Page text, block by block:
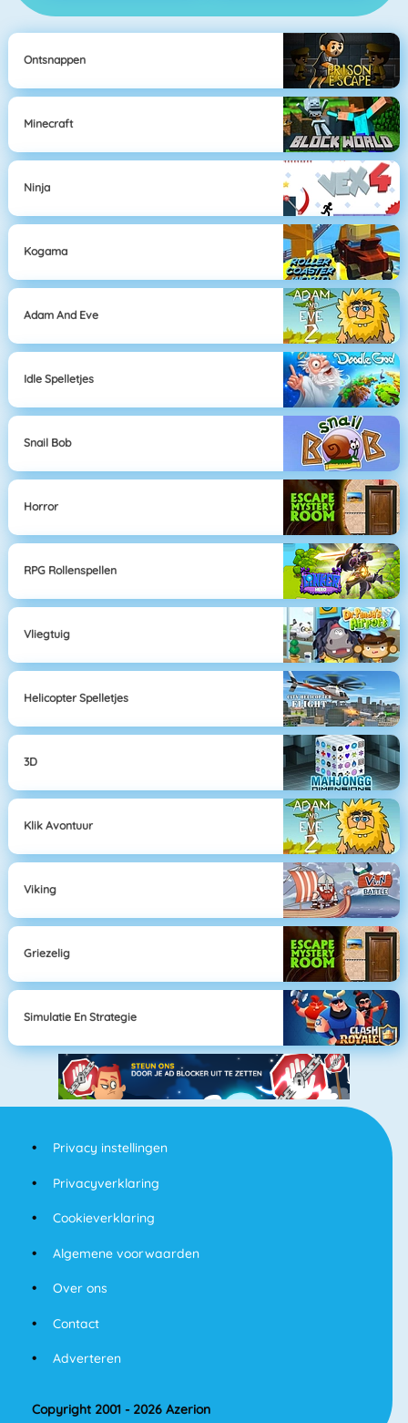
Ontsnappen
Minecraft
Ninja
Kogama
Adam And Eve
Idle Spelletjes
Snail Bob
Horror
RPG Rollenspellen
Vliegtuig
Helicopter Spelletjes
3D
Klik Avontuur
Viking
Griezelig
Simulatie En Strategie
Privacy instellingen
Privacyverklaring
Cookieverklaring
Algemene voorwaarden
Over ons
Contact
Adverteren
Copyright 2001 - 2026 Azerion